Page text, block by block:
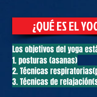
Los objetivos del yoga
1. posturas (asanas)
2. Técnicas
3. Técnicas de
¿QUÉ ES EL